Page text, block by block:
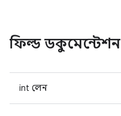
ফিল্ড ডকুমেন্টেশন
int লেন